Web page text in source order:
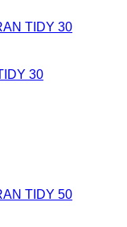
30